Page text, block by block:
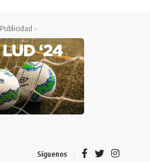
-
Síguenos